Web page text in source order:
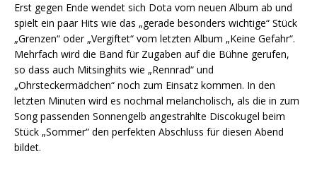
Erst gegen Ende wendet sich Dota vom neuen Album ab und
spielt ein paar Hits wie das „gerade besonders wichtige“ Stück
„Grenzen“ oder „Vergiftet“ vom letzten Album „Keine Gefahr“.
Mehrfach wird die Band für Zugaben auf die Bühne gerufen,
so dass auch Mitsinghits wie „Rennrad“ und
„Ohrsteckermädchen“ noch zum Einsatz kommen. In den
letzten Minuten wird es nochmal melancholisch, als die in zum
Song passenden Sonnengelb angestrahlte Discokugel beim
Stück „Sommer“ den perfekten Abschluss für diesen Abend
bildet.